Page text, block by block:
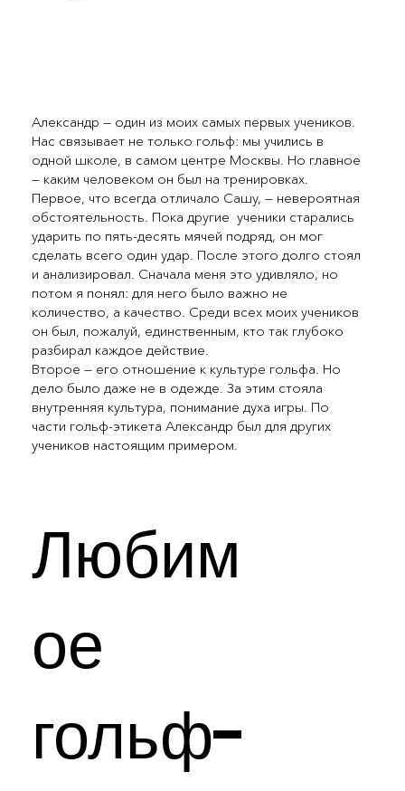
Александр — один из моих самых первых учеников.
Нас связывает не только гольф: мы учились в
одной школе, в самом центре Москвы. Но главное
— каким человеком он был на тренировках.
Первое, что всегда отличало Сашу, — невероятная
обстоятельность. Пока другие ученики старались
ударить по пять-десять мячей подряд, он мог
сделать всего один удар. После этого долго стоял
и анализировал. Сначала меня это удивляло, но
потом я понял: для него было важно не
количество, а качество. Среди всех моих учеников
он был, пожалуй, единственным, кто так глубоко
разбирал каждое действие.
Второе — его отношение к культуре гольфа. Но
дело было даже не в одежде. За этим стояла
внутренняя культура, понимание духа игры. По
части гольф-этикета Александр был для других
учеников настоящим примером.
Любим
ое
гольф-